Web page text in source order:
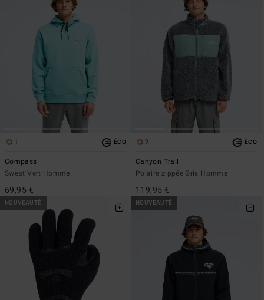
1 ÉCO
Compass
Sweat Vert Homme
69,95 €
2 ÉCO
Canyon Trail
Polaire zippée Gris Homme
119,95 €
NOUVEAUTÉ NOUVEAUTÉ